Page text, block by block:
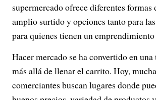
supermercado ofrece diferentes formas
amplio surtido y opciones tanto para
para quienes tienen un
Hacer mercado se ha convertido en una
más allá de llenar el carrito. Hoy,
comerciantes buscan lugares donde